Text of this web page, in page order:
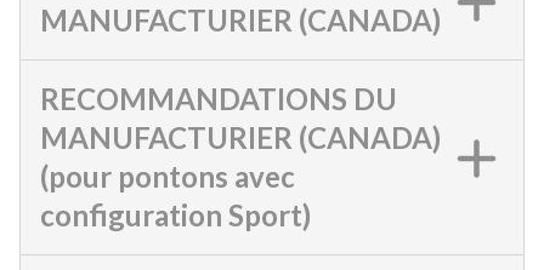
MANUFACTURIER (CANADA)
RECOMMANDATIONS DU
MANUFACTURIER (CANADA)
(pour pontons avec
configuration Sport)